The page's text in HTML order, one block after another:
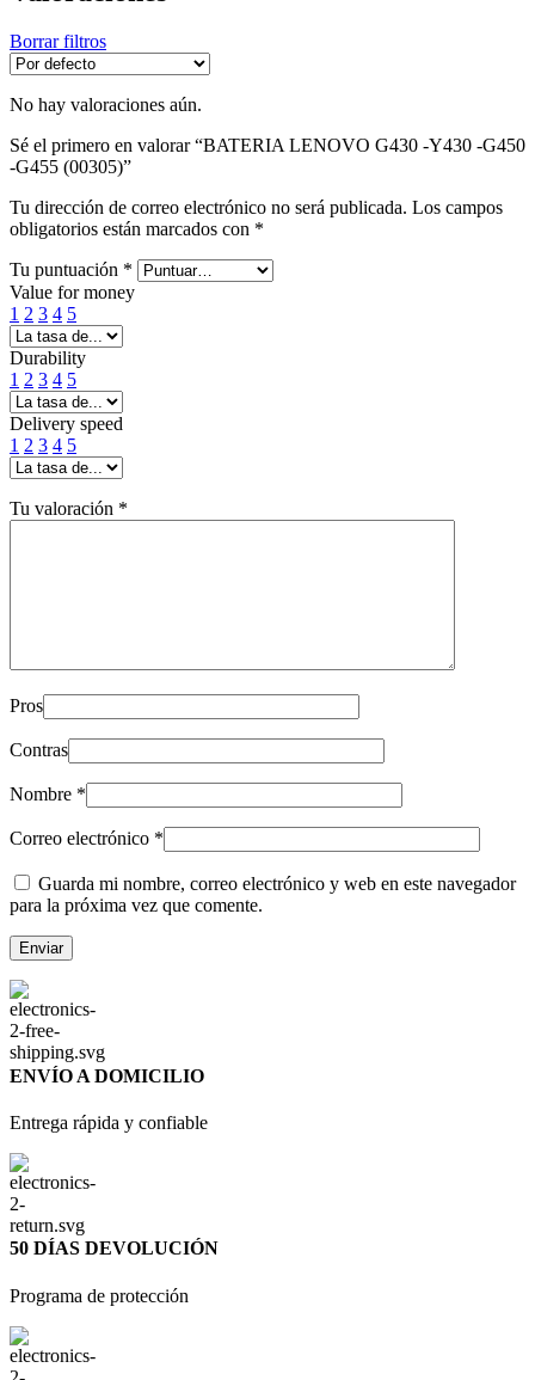
Borrar filtros
No hay valoraciones aún.
Sé el primero en valorar “BATERIA LENOVO G430 -Y430 -G450
-G455 (00305)”
Tu dirección de correo electrónico no será publicada. Los campos
obligatorios están marcados con *
Tu puntuación *
Value for money
1 2 3 4 5
Durability
1 2 3 4 5
Delivery speed
1 2 3 4 5
Tu valoración *
Pros
Contras
Nombre *
Correo electrónico *
Guarda mi nombre, correo electrónico y web en este navegador
para la próxima vez que comente.
ENVÍO A DOMICILIO
Entrega rápida y confiable
50 DÍAS DEVOLUCIÓN
Programa de protección